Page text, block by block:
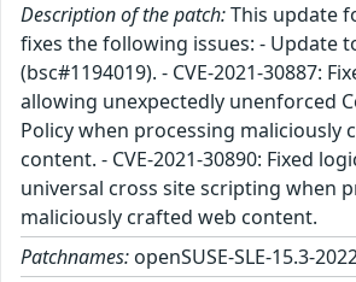
Description of the patch:This update
fixes the following issues: - Update
(bsc#1194019). - CVE-2021-30887:
allowing unexpectedly unenforced
Policy when processing maliciously
content. - CVE-2021-30890: Fixed
universal cross site scripting when
maliciously crafted web content.
Patchnames: openSUSE-SLE-15.3-